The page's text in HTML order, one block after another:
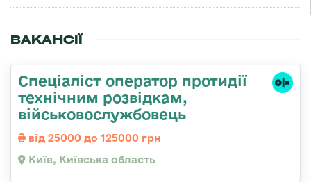
ВАКАНСІЇ
Спеціаліст оператор протидії
технічним розвідкам,
військовослужбовець
від 25000 до 125000 грн
Київ, Київська область